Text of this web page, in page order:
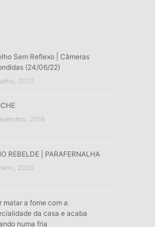
Sem Reflexo | Câmeras
(24/06/22)
2022
2016
REBELDE | PARAFERNALHA
2020
matar a fome com a
da casa e acaba
numa fria